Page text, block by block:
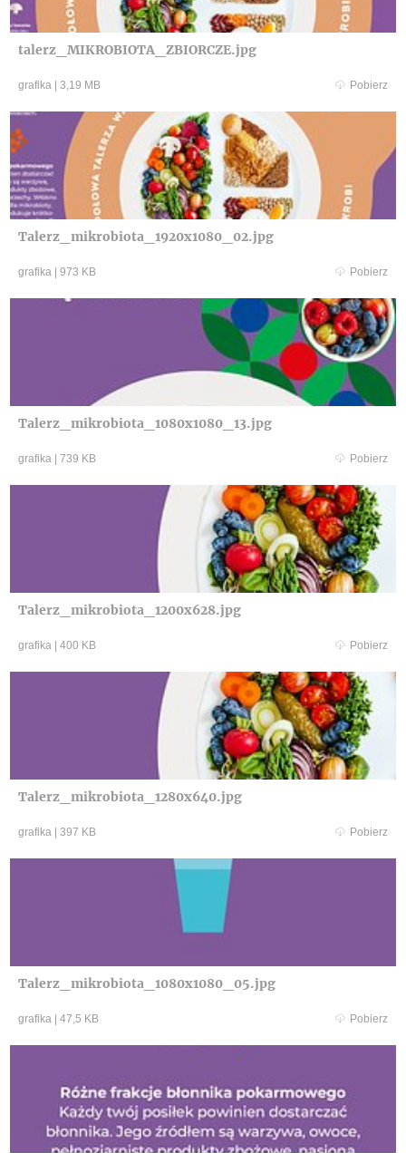
talerz_MIKROBIOTA_ZBIORCZE.jpg
grafika 3,19 MB Pobierz
Talerz_mikrobiota_1920x1080_02.jpg
grafika 973 KB Pobierz
Talerz_mikrobiota_1080x1080_13.jpg
grafika 739 KB Pobierz
Talerz_mikrobiota_1200x628.jpg
grafika 400 KB Pobierz
Talerz_mikrobiota_1280x640.jpg
grafika 397 KB Pobierz
Talerz_mikrobiota_1080x1080_05.jpg
grafika 47,5 KB Pobierz